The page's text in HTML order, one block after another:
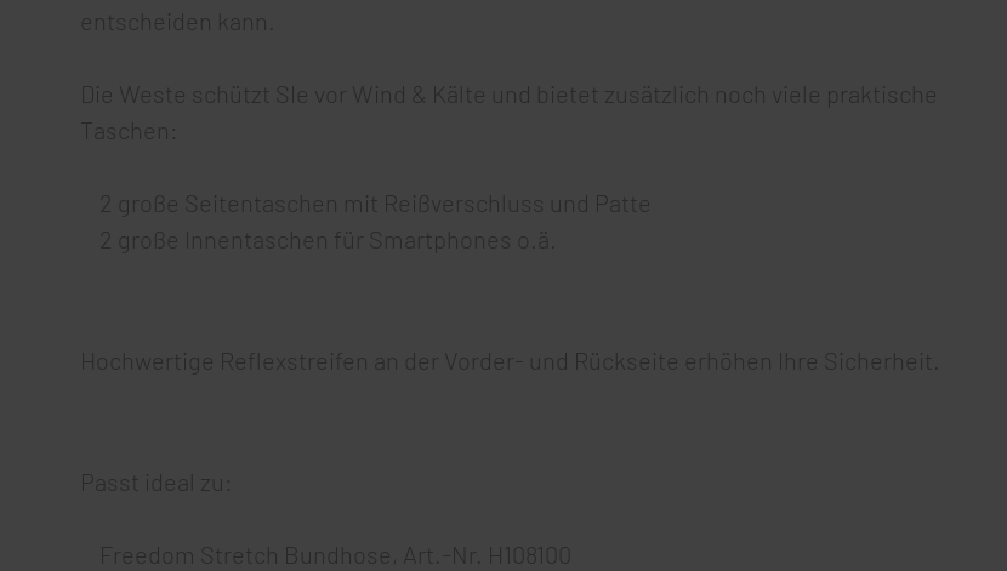
entscheiden kann.
Die Weste schützt SIe vor Wind & Kälte und bietet zusätzlich noch viele praktische
Taschen:
2 große Seitentaschen mit Reißverschluss und Patte
2 große Innentaschen für Smartphones o.ä.
Hochwertige Reflexstreifen an der Vorder- und Rückseite erhöhen Ihre Sicherheit.
Passt ideal zu:
Freedom Stretch Bundhose, Art.-Nr. H108100